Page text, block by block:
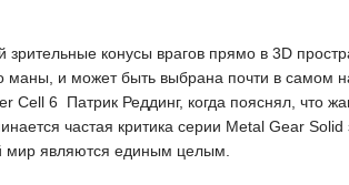
конусы врагов прямо в 3D
маны, и может быть выбрана почти в самом
6  Патрик Реддинг, когда пояснял, что
частая критика серии Metal Gear Solid
мир являются единым целым.